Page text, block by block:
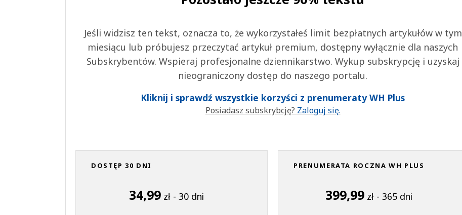
Jeśli widzisz ten tekst, oznacza to, że wykorzystałeś limit bezpłatnych artykułów w tym
miesiącu lub próbujesz przeczytać artykuł premium, dostępny wyłącznie dla naszych
Subskrybentów. Wspieraj profesjonalne dziennikarstwo. Wykup subskrypcję i uzyskaj
nieograniczony dostęp do naszego portalu.
Kliknij i sprawdź wszystkie korzyści z prenumeraty WH Plus
Posiadasz subskrybcję? Zaloguj się.
DOSTĘP 30 DNI
34,99 zł - 30 dni
PRENUMERATA ROCZNA WH PLUS
399,99 zł - 365 dni